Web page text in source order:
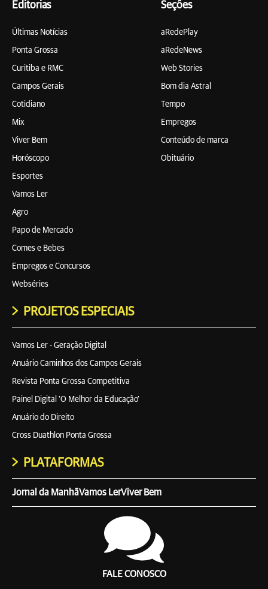
Editorias
Últimas Notícias
Ponta Grossa
Curitiba e RMC
Campos Gerais
Cotidiano
Mix
Viver Bem
Horóscopo
Esportes
Vamos Ler
Agro
Papo de Mercado
Comes e Bebes
Empregos e Concursos
Webséries
Seções
aRedePlay
aRedeNews
Web Stories
Bom dia Astral
Tempo
Empregos
Conteúdo de marca
Obituário
PROJETOS ESPECIAIS
Vamos Ler - Geração Digital
Anuário Caminhos dos Campos Gerais
Revista Ponta Grossa Competitiva
Painel Digital 'O Melhor da Educação'
Anuário do Direito
Cross Duathlon Ponta Grossa
PLATAFORMAS
Jornal da ManhãVamos LerViver Bem
FALE CONOSCO